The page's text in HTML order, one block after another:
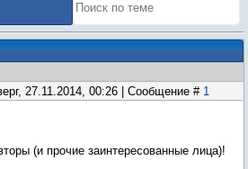
27.11.2014, 00:26 | Сообщение # 1
(и прочие заинтересованные лица)!